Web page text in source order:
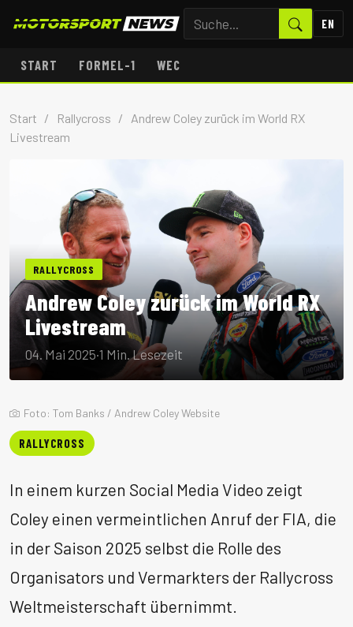
EN
START FORMEL-1 WEC
Start / Rallycross /
Andrew Coley zurück im World RX
Livestream
RALLYCROSS
Andrew Coley zurück im World RX
Livestream
04. Mai 2025·1 Min. Lesezeit
Foto: Tom Banks / Andrew Coley Website
RALLYCROSS
In einem kurzen Social Media Video zeigt
Coley einen vermeintlichen Anruf der FIA, die
in der Saison 2025 selbst die Rolle des
Organisators und Vermarkters der Rallycross
Weltmeisterschaft übernimmt.